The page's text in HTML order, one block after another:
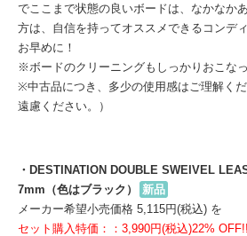
でここまで状態の良いボードは、なかなか
方は、自信を持ってオススメできるコンデ
お早めに！
※ボードのクリーニングもしっかりおこな
※中古品につき、多少の使用感はご理解く
遠慮ください。）
・DESTINATION DOUBLE SWEIVEL
7mm（色はブラック）
新品
メーカー希望小売価格 5,115円(税込) を
セット購入特価：：3,990円(税込)22%